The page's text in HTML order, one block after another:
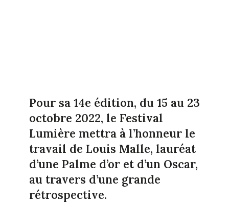
Pour sa 14e édition, du 15 au 23
octobre 2022, le Festival
Lumière mettra à l’honneur le
travail de Louis Malle, lauréat
d’une Palme d’or et d’un Oscar,
au travers d’une grande
rétrospective.